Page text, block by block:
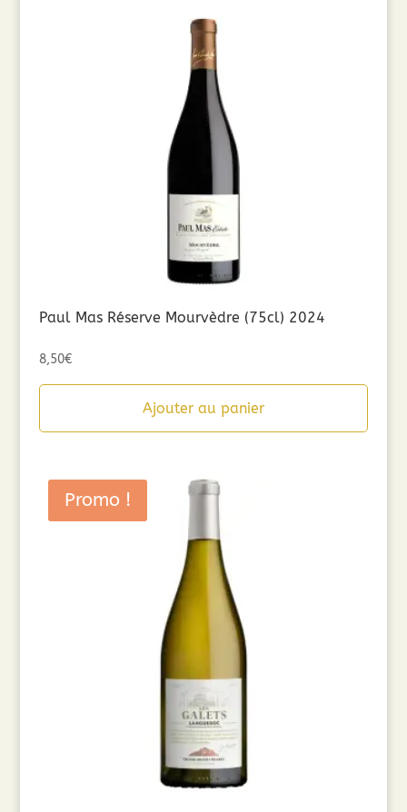
Paul Mas Réserve Mourvèdre (75cl) 2024
8,50€
Ajouter au panier
Promo !